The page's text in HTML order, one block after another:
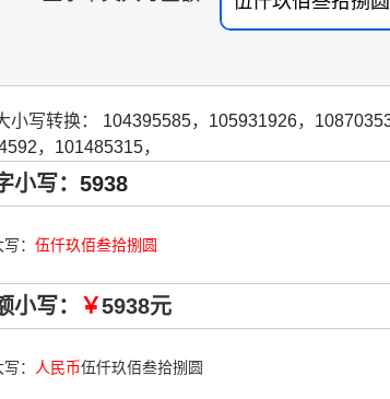
小写转换： 104395585， 105931926，
， 101485315，
小写： 5938
： 伍仟玖佰叁拾捌圆
小写： ￥5938元
： 人民币伍仟玖佰叁拾捌圆